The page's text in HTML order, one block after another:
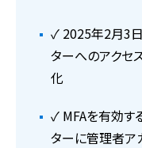
✓ 2025年2月3
ターへのアクセ
化
✓ MFAを有効す
ターに管理者ア